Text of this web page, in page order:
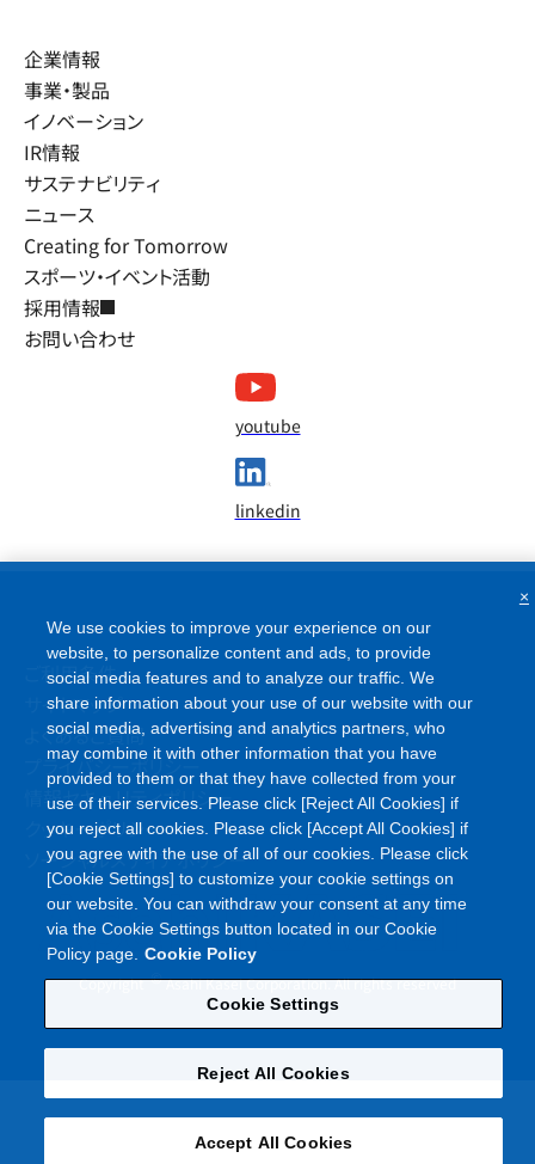
企業情報
事業・製品
イノベーション
IR情報
サステナビリティ
ニュース
Creating for Tomorrow
スポーツ・イベント活動
採用情報
お問い合わせ
youtube
linkedin
ご利用条件
サイトマップ
よくあるご質問
プライバシーポリシー
情報セキュリティポリシー
クッキーポリシー
ソーシャルメディアポリシー
Copyright©Asahi Kasei Corporation. All rights reserved
We use cookies to improve your experience on our
website, to personalize content and ads, to provide
social media features and to analyze our traffic. We
share information about your use of our website with our
social media, advertising and analytics partners, who
may combine it with other information that you have
provided to them or that they have collected from your
use of their services. Please click [Reject All Cookies] if
you reject all cookies. Please click [Accept All Cookies] if
you agree with the use of all of our cookies. Please click
[Cookie Settings] to customize your cookie settings on
our website. You can withdraw your consent at any time
via the Cookie Settings button located in our Cookie
Policy page. Cookie Policy
Cookie Settings
Reject All Cookies
Accept All Cookies
×